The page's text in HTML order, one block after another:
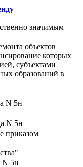
значимым
объектов
которых
субъектами
образований в
N 5н
N 5н
приказом
N 5н